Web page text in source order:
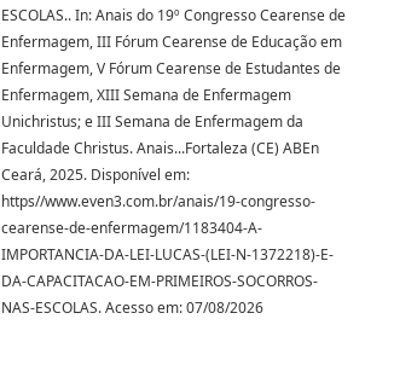
ESCOLAS.. In: Anais do 19º Congresso Cearense de
Enfermagem, III Fórum Cearense de Educação em
Enfermagem, V Fórum Cearense de Estudantes de
Enfermagem, XIII Semana de Enfermagem
Unichristus; e III Semana de Enfermagem da
Faculdade Christus. Anais...Fortaleza (CE) ABEn
Ceará, 2025. Disponível em:
https//www.even3.com.br/anais/19-congresso-
cearense-de-enfermagem/1183404-A-
IMPORTANCIA-DA-LEI-LUCAS-(LEI-N-1372218)-E-
DA-CAPACITACAO-EM-PRIMEIROS-SOCORROS-
NAS-ESCOLAS. Acesso em: 07/08/2026